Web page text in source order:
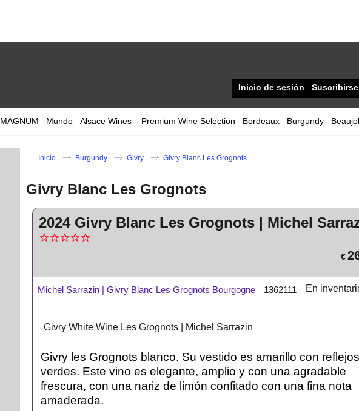
Inicio de sesión Suscribirse
MAGNUM Mundo Alsace Wines – Premium Wine Selection Bordeaux Burgundy
Inicio Burgundy Givry Givry Blanc Les Grognots
Givry Blanc Les Grognots
2024 Givry Blanc Les Grognots | Michel
€
Michel Sarrazin | Givry Blanc Les Grognots Bourgogne 1362111 En
Givry White Wine Les Grognots | Michel Sarrazin
Givry les Grognots blanco. Su vestido es amarillo con reflejos
verdes. Este vino es elegante, amplio y con una agradable
frescura, con una nariz de limón confitado con una fina nota
amaderada.